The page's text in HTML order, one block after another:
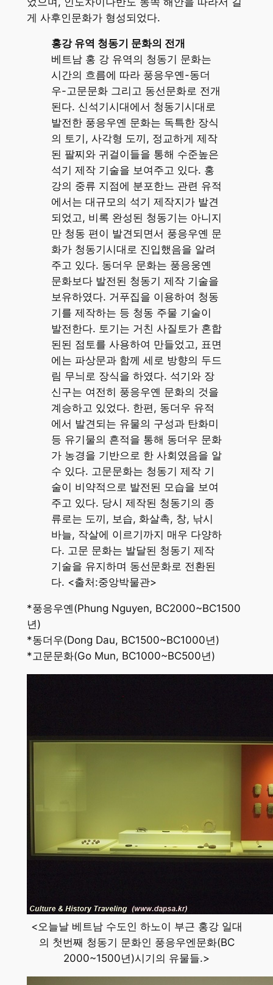
게 사후인문화가 형성되었다.
홍강 유역 청동기 문화의 전개
베트남 홍 강 유역의 청동기 문화는
시간의 흐름에 따라 풍응우옌-동더
우-고문문화 그리고 동선문화로 전개
된다. 신석기시대에서 청동기시대로
발전한 풍응우옌 문화는 독특한 장식
의 토기, 사각형 도끼, 정교하게 제작
된 팔찌와 귀걸이들을 통해 수준높은
석기 제작 기술을 보여주고 있다. 홍
강의 중류 지점에 분포한느 관련 유적
에서는 대규모의 석기 제작지가 발견
되었고, 비록 완성된 청동기는 아니지
만 청동 편이 발견되면서 풍응우옌 문
화가 청동기시대로 진입했음을 알려
주고 있다. 동더우 문화는 풍응웅옌
문화보다 발전된 청동기 제작 기술을
보유하였다. 거푸집을 이용하여 청동
기를 제작하는 등 청동 주물 기술이
발전한다. 토기는 거친 사질토가 혼합
된된 점토를 사용하여 만들었고, 표면
에는 파상문과 함께 세로 방향의 두드
림 무늬로 장식을 하였다. 석기와 장
신구는 여전히 풍응우옌 문화의 것을
계승하고 있었다. 한편, 동더우 유적
에서 발견되는 유물의 구성과 탄화미
등 유기물의 흔적을 통해 동더우 문화
가 농경을 기반으로 한 사회였음을 알
수 있다. 고문문화는 청동기 제작 기
술이 비약적으로 발전된 모습을 보여
주고 있다. 당시 제작된 청동기의 종
류로는 도끼, 보습, 화살촉, 창, 낚시
바늘, 작살에 이르기까지 매우 다양하
다. 고문 문화는 발달된 청동기 제작
기술을 유지하며 동선문화로 전환된
다. <출처:중앙박물관>
*풍응우옌(Phung Nguyen, BC2000~BC1500
년)
*동더우(Dong Dau, BC1500~BC1000년)
*고문문화(Go Mun, BC1000~BC500년)
<오늘날 베트남 수도인 하노이 부근 홍강 일대
의 첫번째 청동기 문화인 풍응우엔문화(BC
2000~1500년)시기의 유물들.>